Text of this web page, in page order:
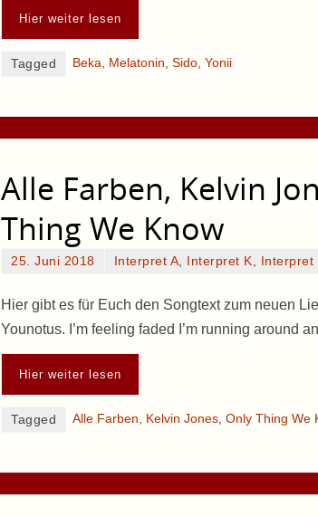
Hier weiter lesen
Tagged Beka Melatonin Sido Yonii
Alle Farben, Kelvin
Thing We Know
25. Juni 2018 Interpret A, Interpret K, Interpret
Hier gibt es für Euch den Songtext zum neuen
Younotus. I’m feeling faded I’m running around
Hier weiter lesen
Tagged Alle Farben Kelvin Jones Only Thing We